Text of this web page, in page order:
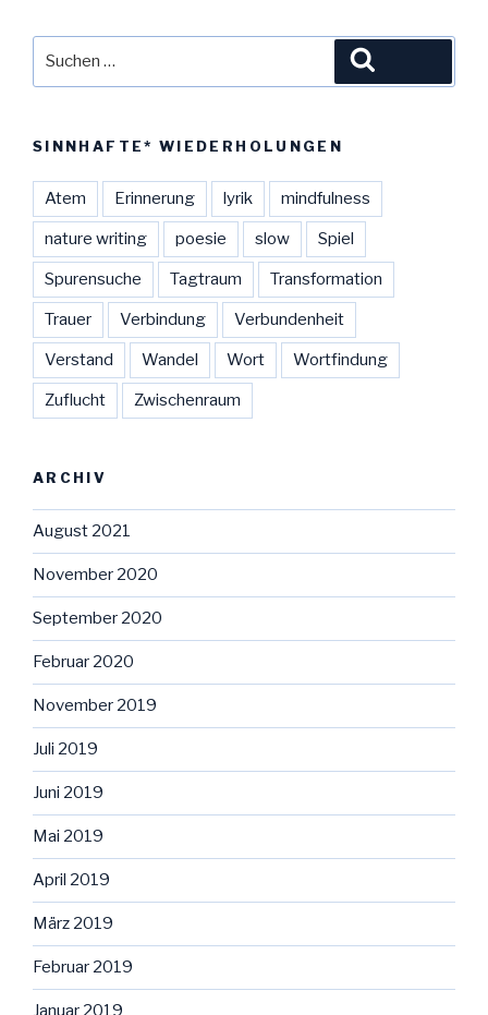
SINNHAFTE* WIEDERHOLUNGEN
Atem Erinnerung lyrik mindfulness
nature writing poesie slow Spiel
Spurensuche Tagtraum Transformation
Trauer Verbindung Verbundenheit
Verstand Wandel Wort Wortfindung
Zuflucht Zwischenraum
ARCHIV
August 2021
November 2020
September 2020
Februar 2020
November 2019
Juli 2019
Juni 2019
Mai 2019
April 2019
März 2019
Februar 2019
Januar 2019